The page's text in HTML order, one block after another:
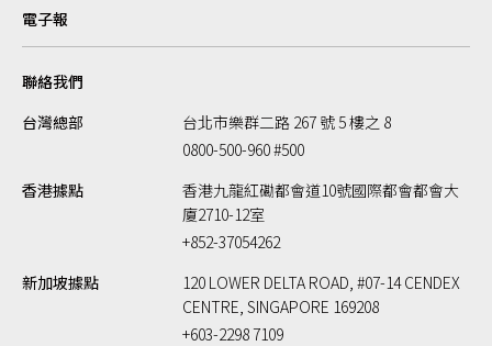
電子報
聯絡我們
台灣總部
台北市樂群二路 267 號 5 樓之 8
0800-500-960 #500
香港據點
香港九龍紅磡都會道10號國際都會都會大
廈2710-12室
+852-37054262
新加坡據點
120 LOWER DELTA ROAD, #07-14 CENDEX
CENTRE, SINGAPORE 169208
+603-2298 7109